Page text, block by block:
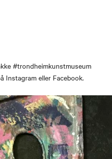
#trondheimkunstmuseum
Instagram eller Facebook.